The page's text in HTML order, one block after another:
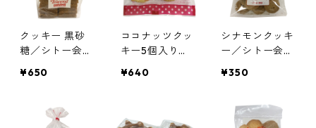
クッキー 黒砂
糖／シトー会
ヌ修道院
¥650
ココナッツクッ
キー5個入り／
ヌ修道院 天使
¥640
シナモンクッキ
ー／シトー会
む）トラピスチ
¥350